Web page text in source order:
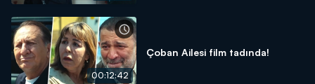
00:12:42
Çoban Ailesi film tadında!